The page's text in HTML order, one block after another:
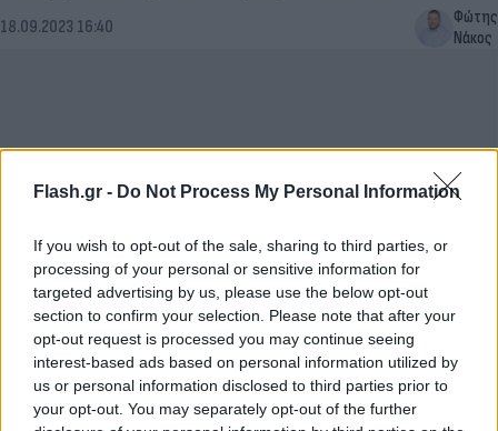
Flash.gr - Do Not Process My Personal Information
If you wish to opt-out of the sale, sharing to third parties, or
processing of your personal or sensitive information for
targeted advertising by us, please use the below opt-out
section to confirm your selection. Please note that after your
opt-out request is processed you may continue seeing
interest-based ads based on personal information utilized by
us or personal information disclosed to third parties prior to
your opt-out. You may separately opt-out of the further
18.09.2023 16:40
Φώτης
Νάκος
Καιρός: Aπό τους πιο θερμούς στην ιστορία o
φετινός χειμώνας – Υψηλές οι θερμοκρασίες στη
βόρεια Ελλάδα